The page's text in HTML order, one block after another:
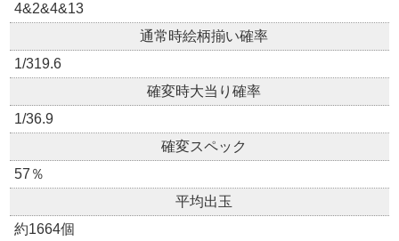
4&2&4&13
通常時絵柄揃い確率
1/319.6
確変時大当り確率
1/36.9
確変スペック
57％
平均出玉
約1664個